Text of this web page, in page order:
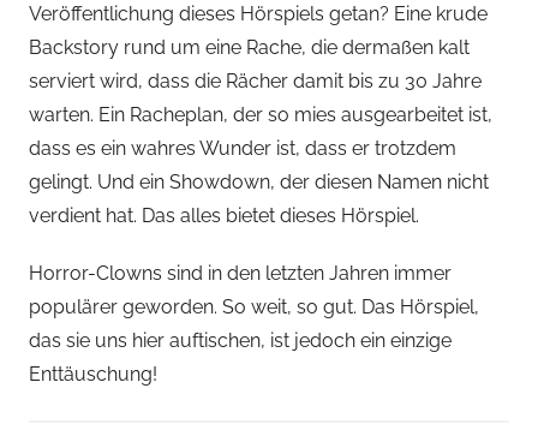
i
e
k
a
m
m
r
Veröffentlichung dieses Hörspiels getan? Eine krude
Backstory rund um eine Rache, die dermaßen kalt
serviert wird, dass die Rächer damit bis zu 30 Jahre
warten. Ein Racheplan, der so mies ausgearbeitet ist,
dass es ein wahres Wunder ist, dass er trotzdem
gelingt. Und ein Showdown, der diesen Namen nicht
verdient hat. Das alles bietet dieses Hörspiel.
Horror-Clowns sind in den letzten Jahren immer
populärer geworden. So weit, so gut. Das Hörspiel,
das sie uns hier auftischen, ist jedoch ein einzige
Enttäuschung!